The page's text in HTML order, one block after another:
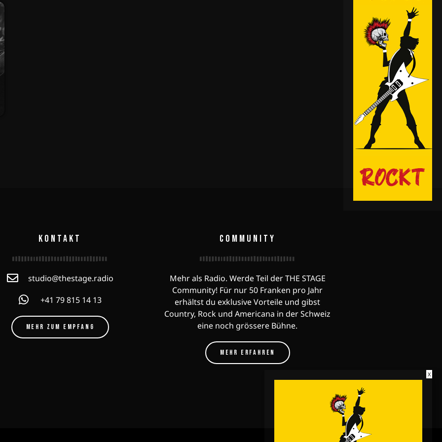
KONTAKT
studio@thestage.radio
+41 79 815 14 13
MEHR ZUM EMPFANG
COMMUNITY
Mehr als Radio. Werde Teil der THE STAGE
Community! Für nur 50 Franken pro Jahr
erhältst du exklusive Vorteile und gibst
Country, Rock und Americana in der Schweiz
eine noch grössere Bühne.
MEHR ERFAHREN
X